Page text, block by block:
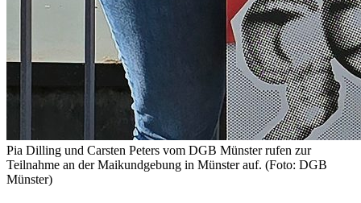
Pia Dilling und Carsten Peters vom DGB Münster rufen zur
Teilnahme an der Maikundgebung in Münster auf. (Foto: DGB
Münster)